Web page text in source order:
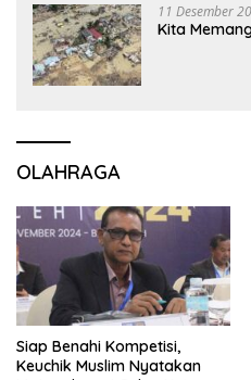
11 Desember
Kita
OLAHRAGA
Siap Benahi Kompetisi,
Keuchik Muslim Nyatakan